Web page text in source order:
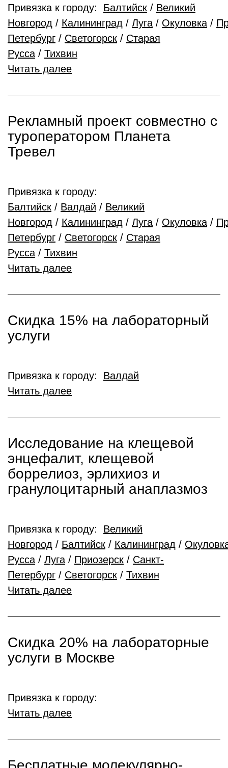
Привязка к городу: Балтийск / Великий
Новгород / Калининград / Луга / Окуловка /
Петербург / Светогорск / Старая
Русса / Тихвин
Читать далее
Рекламный проект совместно с
туроператором Планета
Тревел
Привязка к городу:
Балтийск / Валдай / Великий
Новгород / Калининград / Луга / Окуловка /
Петербург / Светогорск / Старая
Русса / Тихвин
Читать далее
Скидка 15% на лабораторный
услуги
Привязка к городу: Валдай
Читать далее
Исследование на клещевой
энцефалит, клещевой
боррелиоз, эрлихиоз и
гранулоцитарный анаплазмоз
Привязка к городу: Великий
Новгород / Балтийск / Калининград /
Русса / Луга / Приозерск / Санкт-
Петербург / Светогорск / Тихвин
Читать далее
Скидка 20% на лабораторные
услуги в Москве
Привязка к городу:
Читать далее